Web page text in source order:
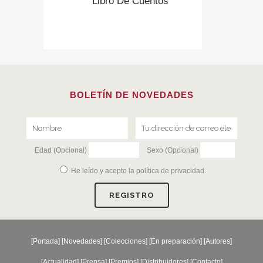
BOLETÍN DE NOVEDADES
Edad (Opcional) Sexo (Opcional)
He leído y acepto la política de privacidad .
[Portada] [Novedades] [Colecciones] [En preparación] [Autores]